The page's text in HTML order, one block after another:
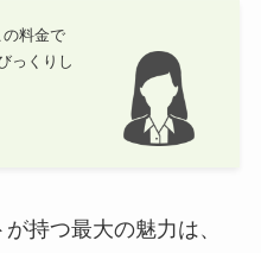
料金で
っくりし
持つ最大の魅力は、